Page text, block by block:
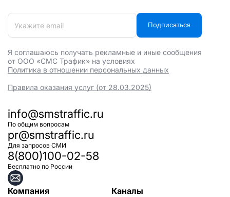
Подписаться
Я соглашаюсь получать рекламные и иные сообщения
от ООО «СМС Трафик» на условиях
Политика в отношении персональных данных
Правила оказания услуг (от 28.03.2025)
info@smstraffic.ru
По общим вопросам
pr@smstraffic.ru
Для запросов СМИ
8(800)100-02-58
Бесплатно по России
Компания
Каналы